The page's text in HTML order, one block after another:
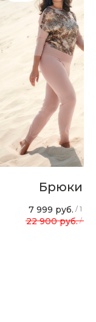
Брюки
7 999 руб. / 1 шт
22 900 руб. / 1